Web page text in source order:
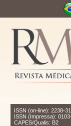
ISSN (on-line): 2238-
ISSN (Impressa):
CAPES/Qualis: B2